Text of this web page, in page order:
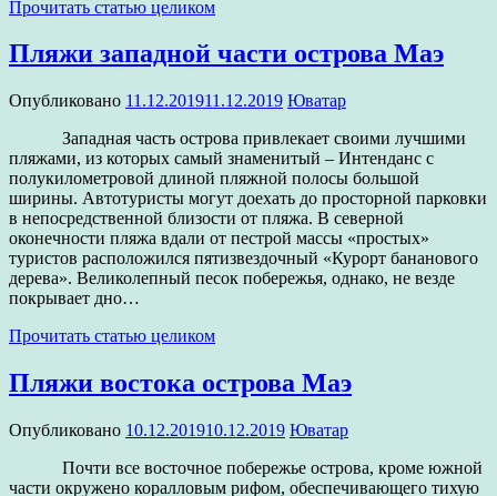
Прочитать статью целиком
Пляжи западной части острова Маэ
Опубликовано 11.12.201911.12.2019 Юватар
Западная часть острова привлекает своими лучшими
пляжами, из которых самый знаменитый – Интенданс с
полукилометровой длиной пляжной полосы большой
ширины. Автотуристы могут доехать до просторной парковки
в непосредственной близости от пляжа. В северной
оконечности пляжа вдали от пестрой массы «простых»
туристов расположился пятизвездочный «Курорт бананового
дерева». Великолепный песок побережья, однако, не везде
покрывает дно…
Прочитать статью целиком
Пляжи востока острова Маэ
Опубликовано 10.12.201910.12.2019 Юватар
Почти все восточное побережье острова, кроме южной
части окружено коралловым рифом, обеспечивающего тихую